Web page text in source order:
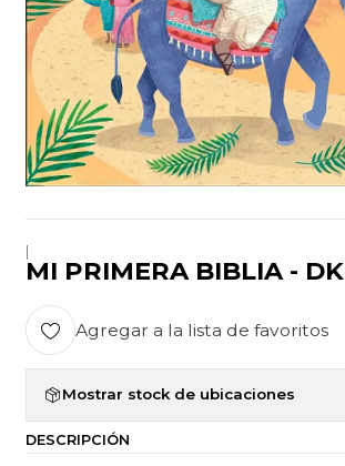
|
MI PRIMERA BIBLIA - DK
Agregar a la lista de favoritos
Mostrar stock de ubicaciones
DESCRIPCIÓN